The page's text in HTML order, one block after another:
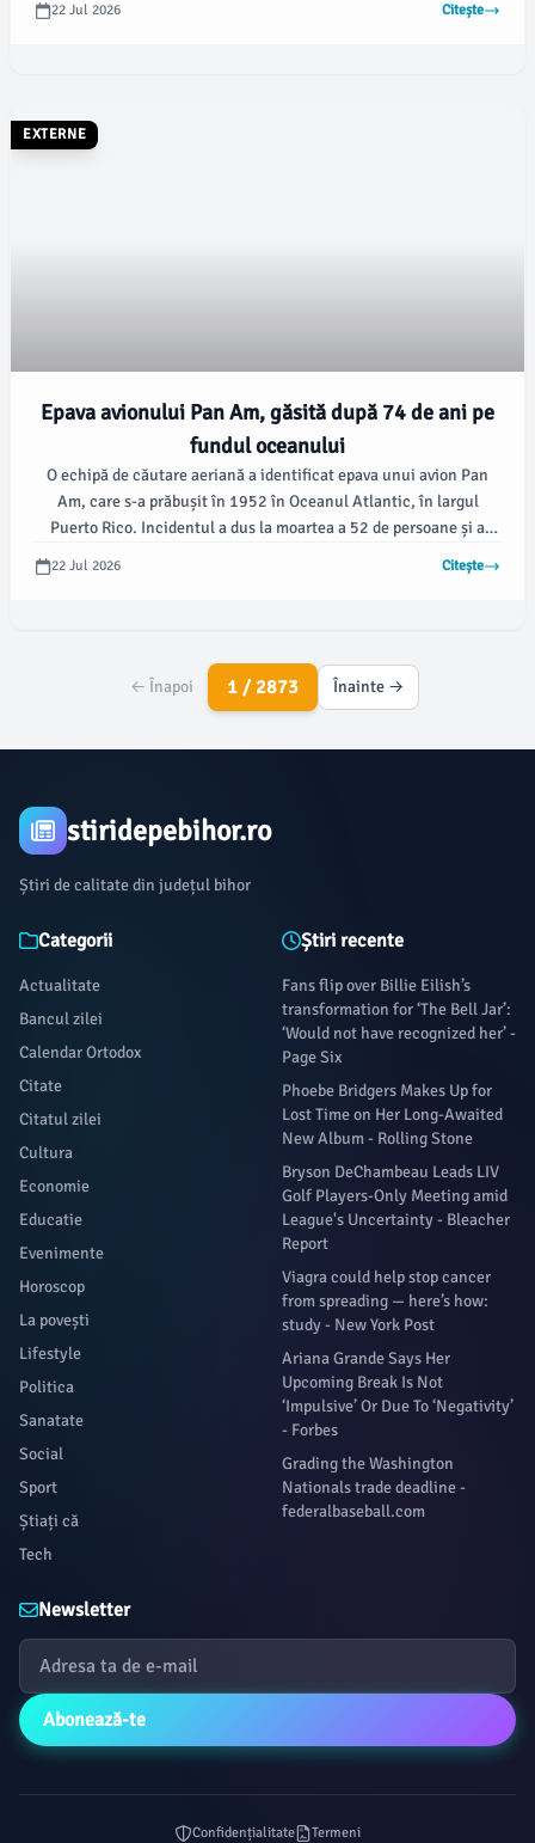
autoritățile federale americane să intervină în acest caz, având în
22 Jul 2026 Citește
EXTERNE
Epava avionului Pan Am, găsită după 74 de ani pe
fundul oceanului
O echipă de căutare aeriană a identificat epava unui avion Pan
Am, care s-a prăbușit în 1952 în Oceanul Atlantic, în largul
Puerto Rico. Incidentul a dus la moartea a 52 de persoane și a
generat reforme majore în siguranța aviatică, inclusiv instructaje
pentru pasageri, conform informațiilor verificate de digi24.ro.
22 Jul 2026 Citește
← Înapoi 1 / 2873 Înainte →
stiridepebihor.ro
Știri de calitate din județul bihor
Categorii
Actualitate
Bancul zilei
Calendar Ortodox
Citate
Citatul zilei
Cultura
Economie
Educatie
Evenimente
Horoscop
La povești
Lifestyle
Politica
Sanatate
Social
Sport
Știați că
Tech
Știri recente
Fans flip over Billie Eilish’s
transformation for ‘The Bell Jar’:
‘Would not have recognized her’ -
Page Six
Phoebe Bridgers Makes Up for
Lost Time on Her Long-Awaited
New Album - Rolling Stone
Bryson DeChambeau Leads LIV
Golf Players-Only Meeting amid
League's Uncertainty - Bleacher
Report
Viagra could help stop cancer
from spreading — here’s how:
study - New York Post
Ariana Grande Says Her
Upcoming Break Is Not
‘Impulsive’ Or Due To ‘Negativity’
- Forbes
Grading the Washington
Nationals trade deadline -
federalbaseball.com
Newsletter
Abonează-te
Confidențialitate Termeni